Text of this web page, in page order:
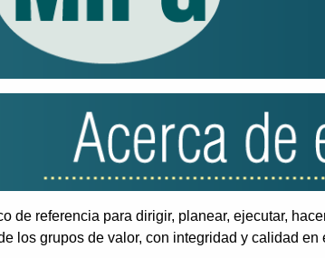
de referencia para dirigir, planear, ejecutar,
los grupos de valor, con integridad y calidad